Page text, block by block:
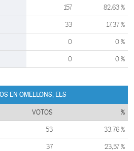
157 82,63 %
33 17,37 %
0 0 %
0 0 %
EN OMELLONS, ELS
VOTOS %
53 33,76 %
37 23,57 %